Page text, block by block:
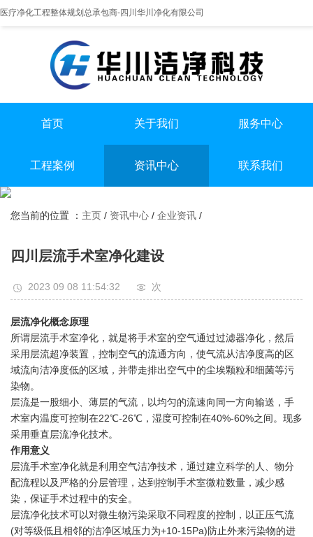
医疗净化工程整体规划总承包商-四川华川净化有限公司
提供实医疗净化整体解决方案
首页 关于我们 服务中心
手术室净化装修
实验室净化装修
工程案例
无尘车间
资讯中心 联系我们
您当前的位置 ： 主页 / 资讯中心 / 企业资讯 /
四川层流手术室净化建设
2023 09 08 11:54:32 次
层流净化概念原理
所谓层流手术室净化，就是将手术室的空气通过过滤器净化，然后
采用层流超净装置，控制空气的流通方向，使气流从洁净度高的区
域流向洁净度低的区域，并带走排出空气中的尘埃颗粒和细菌等污
染物。
层流是一股细小、薄层的气流，以均匀的流速向同一方向输送，手
术室内温度可控制在22℃-26℃，湿度可控制在40%-60%之间。现多
采用垂直层流净化技术。
作用意义
层流手术室净化就是利用空气洁净技术，通过建立科学的人、物分
配流程以及严格的分层管理，达到控制手术室微粒数量，减少感
染，保证手术过程中的安全。
层流净化技术可以对微生物污染采取不同程度的控制，以正压气流
(对等级低且相邻的洁净区域压力为+10-15Pa)防止外来污染物的进